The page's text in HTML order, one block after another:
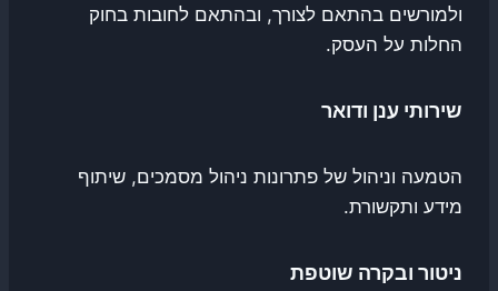
ולמורשים בהתאם לצורך, ובהתאם לחובות בחוק
החלות על העסק.
שירותי ענן ודואר
הטמעה וניהול של פתרונות ניהול מסמכים, שיתוף
מידע ותקשורת.
ניטור ובקרה שוטפת